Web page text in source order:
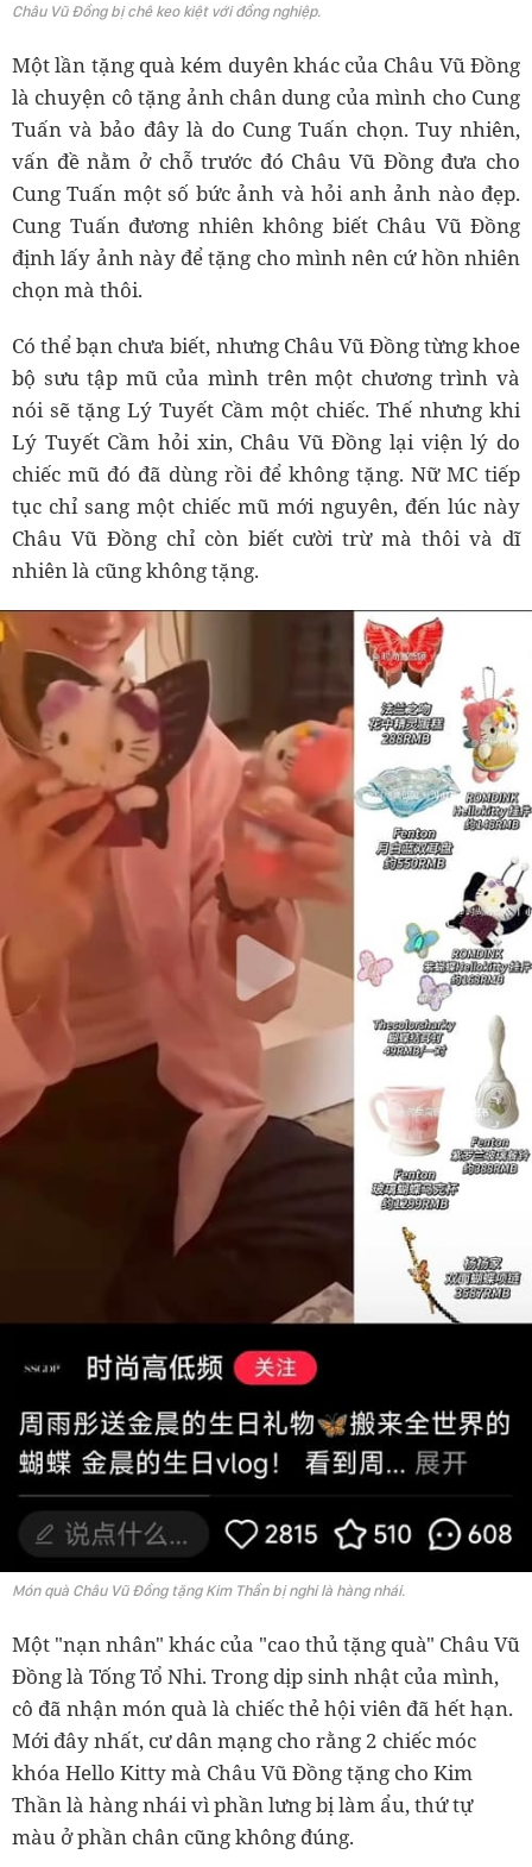
Châu Vũ Đồng bị chê keo kiệt với đồng nghiệp.
Một lần tặng quà kém duyên khác của Châu Vũ Đồng
là chuyện cô tặng ảnh chân dung của mình cho Cung
Tuấn và bảo đây là do Cung Tuấn chọn. Tuy nhiên,
vấn đề nằm ở chỗ trước đó Châu Vũ Đồng đưa cho
Cung Tuấn một số bức ảnh và hỏi anh ảnh nào đẹp.
Cung Tuấn đương nhiên không biết Châu Vũ Đồng
định lấy ảnh này để tặng cho mình nên cứ hồn nhiên
chọn mà thôi.
Có thể bạn chưa biết, nhưng Châu Vũ Đồng từng khoe
bộ sưu tập mũ của mình trên một chương trình và
nói sẽ tặng Lý Tuyết Cầm một chiếc. Thế nhưng khi
Lý Tuyết Cầm hỏi xin, Châu Vũ Đồng lại viện lý do
chiếc mũ đó đã dùng rồi để không tặng. Nữ MC tiếp
tục chỉ sang một chiếc mũ mới nguyên, đến lúc này
Châu Vũ Đồng chỉ còn biết cười trừ mà thôi và dĩ
nhiên là cũng không tặng.
Món quà Châu Vũ Đồng tặng Kim Thần bị nghi là hàng nhái.
Một "nạn nhân" khác của "cao thủ tặng quà" Châu Vũ
Đồng là Tống Tổ Nhi. Trong dịp sinh nhật của mình,
cô đã nhận món quà là chiếc thẻ hội viên đã hết hạn.
Mới đây nhất, cư dân mạng cho rằng 2 chiếc móc
khóa Hello Kitty mà Châu Vũ Đồng tặng cho Kim
Thần là hàng nhái vì phần lưng bị làm ẩu, thứ tự
màu ở phần chân cũng không đúng.